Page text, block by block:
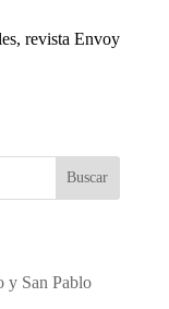
revista Envoy
Buscar
y San Pablo